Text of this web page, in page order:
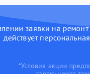
заявки на ремонт
действует
*Условия акции